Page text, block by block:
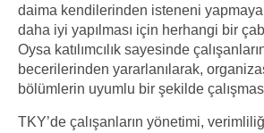
daima kendilerinden isteneni yapmaya
daha iyi yapılması için herhangi bir
Oysa katılımcılık sayesinde
becerilerinden yararlanılarak,
bölümlerin uyumlu bir şekilde
TKY’de çalışanların yönetimi,